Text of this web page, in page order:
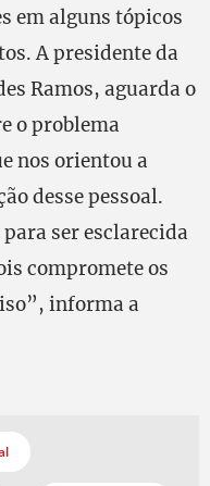
em alguns tópicos
A presidente da
Ramos, aguarda o
o problema
nos orientou a
desse pessoal.
ser esclarecida
compromete os
informa a